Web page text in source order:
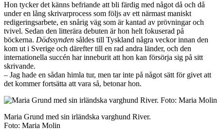
Hon tycker det känns befriande att bli färdig med något då och då
under en lång skrivarprocess som följs av ett närmast maniskt
redigeringsarbete, en snårig väg som är kantad av prövningar och
tvivel. Sedan den litterära debuten är hon helt fokuserad på
böckerna. Dödssynden såldes till Tyskland några veckor innan den
kom ut i Sverige och därefter till en rad andra länder, och den
internationella succén har inneburit att hon kan försörja sig på sitt
skrivande.
– Jag hade en sådan himla tur, men tar inte på något sätt för givet att
det kommer fortsätta att vara så, betonar hon.
Maria Grund med sin irländska varghund River.
Foto: Maria Molin